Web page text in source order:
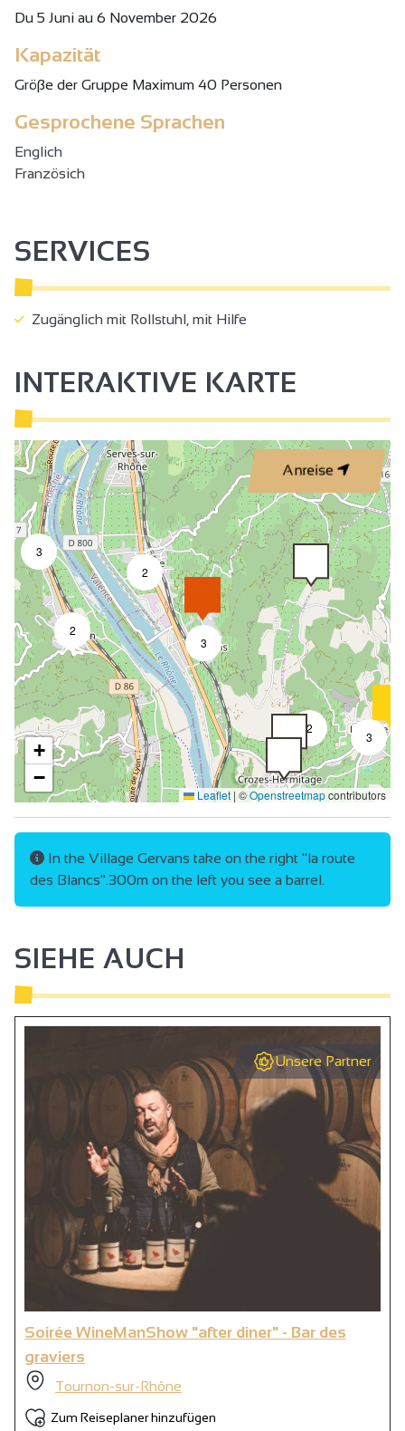
Du 5 Juni au 6 November 2026
Kapazität
Gröβe der Gruppe Maximum 40 Personen
Gesprochene Sprachen
Englich
Französich
SERVICES
Zugänglich mit Rollstuhl, mit Hilfe
INTERAKTIVE KARTE
Anreise
2
3
2
3
2
3
+
−
Leaflet | ©Openstreetmapcontributors
In the Village Gervans take on the right "la route
des Blancs".300m on the left you see a barrel.
SIEHE AUCH
Unsere Partner
Soirée WineManShow "after diner" - Bar des
graviers
Tournon-sur-Rhône
Zum Reiseplaner hinzufügen